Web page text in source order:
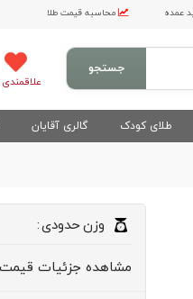
عمده محاسبه قیمت طلا
علاقمندی
جستجو
طلای کودک گالری آقایان
وزنحدودی:
مشاهده جزئیات قیمت